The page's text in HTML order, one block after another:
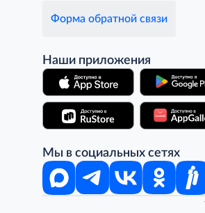
Форма обратной связи
Наши приложения
Мы в социальных сетях